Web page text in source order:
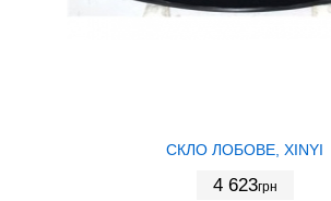
СКЛО ЛОБОВЕ, XINYI
4 623грн